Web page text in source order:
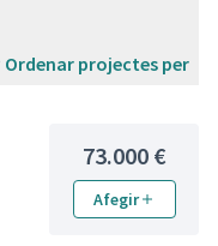
Ordenar projectes per
73.000 €
Afegir